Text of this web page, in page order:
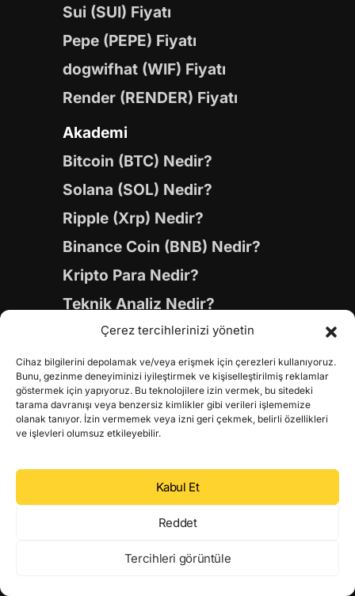
Çerez tercihlerinizi yönetin
Cihaz bilgilerini depolamak ve/veya erişmek için çerezleri kullanıyoruz.
Bunu, gezinme deneyiminizi iyileştirmek ve kişiselleştirilmiş reklamlar
göstermek için yapıyoruz. Bu teknolojilere izin vermek, bu sitedeki
tarama davranışı veya benzersiz kimlikler gibi verileri işlememize
olanak tanıyor. İzin vermemek veya izni geri çekmek, belirli özellikleri
ve işlevleri olumsuz etkileyebilir.
Kabul Et
Reddet
Tercihleri görüntüle
Sui (SUI) Fiyatı
Pepe (PEPE) Fiyatı
dogwifhat (WIF) Fiyatı
Render (RENDER) Fiyatı
Akademi
Bitcoin (BTC) Nedir?
Solana (SOL) Nedir?
Ripple (Xrp) Nedir?
Binance Coin (BNB) Nedir?
Kripto Para Nedir?
Teknik Analiz Nedir?
Airdrop Nedir?
Blockchain (Blok Zinciri)
Layer 1 Coinleri
Layer 2 Coinleri
Meme Coinleri
Gaming Coinleri
DeFi Coinleri